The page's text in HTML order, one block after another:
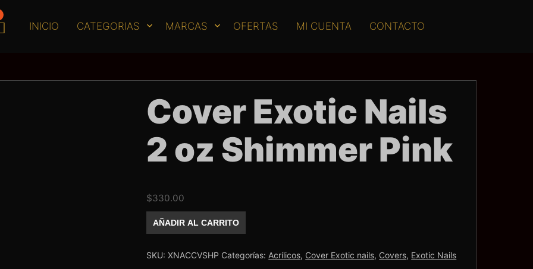
INICIO CATEGORIAS MARCAS OFERTAS MI CUENTA CONTACTO
Cover Exotic Nails
2 oz Shimmer Pink
$330.00
Exotic
Nails
oz
AÑADIR AL CARRITO
SKU:XNACCVSHP Categorías: Acrílicos, Cover Exotic nails, Covers, Exotic Nails